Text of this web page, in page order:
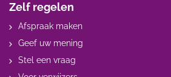
Zelf regelen
Afspraak maken
Geef uw mening
Stel een vraag